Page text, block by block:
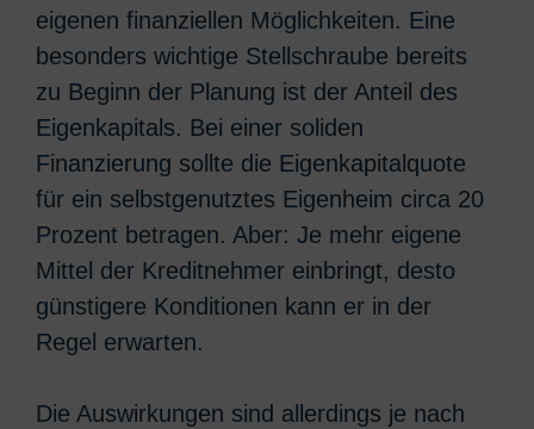
eigenen finanziellen Möglichkeiten. Eine
besonders wichtige Stellschraube bereits
zu Beginn der Planung ist der Anteil des
Eigenkapitals. Bei einer soliden
Finanzierung sollte die Eigenkapitalquote
für ein selbstgenutztes Eigenheim circa 20
Prozent betragen. Aber: Je mehr eigene
Mittel der Kreditnehmer einbringt, desto
günstigere Konditionen kann er in der
Regel erwarten.
Die Auswirkungen sind allerdings je nach